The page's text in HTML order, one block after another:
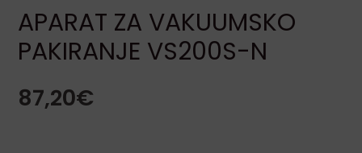
APARAT ZA VAKUUMSKO
PAKIRANJE VS200S-N
87,20€